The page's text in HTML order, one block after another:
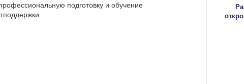
подготовку и обучение